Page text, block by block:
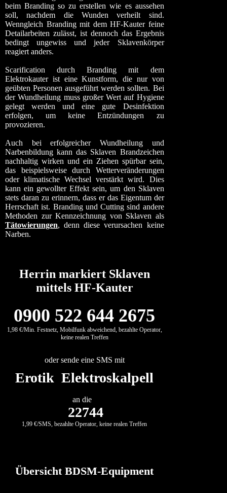
beim Branding so zu erstellen wie es aussehen
soll, nachdem die Wunden verheilt sind.
Wenngleich Branding mit dem HF-Kauter feine
Detailarbeiten zulässt, ist dennoch das Ergebnis
bedingt ungewiss und jeder Sklavenkörper
reagiert anders.
Scarification durch Branding mit dem
Elektrokauter ist eine Kunstform, die nur von
geübten Personen ausgeführt werden sollten. Bei
der Wundheilung muss großer Wert auf Hygiene
gelegt werden und eine gute Desinfektion
erfolgen, um keine Entzündungen zu
provozieren.
Auch bei erfolgreicher Wundheilung und
Narbenbildung kann das Sklaven Brandzeichen
nachhaltig wirken und ein Ziehen spürbar sein,
das beispielsweise durch Wetterveränderungen
oder klimatische Wechsel verstärkt wird. Dies
kann ein gewollter Effekt sein, um den Sklaven
stets daran zu erinnern, dass er das Eigentum der
Herrschaft ist. Branding und Cutting sind andere
Methoden zur Kennzeichnung von Sklaven als
Tätowierungen, denn diese verursachen keine
Narben.
Herrin markiert Sklaven
mittels HF-Kauter
0900 522 644 2675
1,98 €/Min. Festnetz, Mobilfunk abweichend, bezahlte Operator,
keine realen Treffen
oder sende eine SMS mit
Erotik Elektroskalpell
an die
22744
1,99 €/SMS, bezahlte Operator, keine realen Treffen
Übersicht BDSM-Equipment